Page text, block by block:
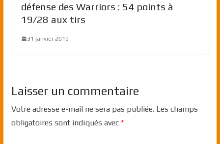
défense des Warriors : 54 points à
19/28 aux tirs
31 janvier 2019
Laisser un commentaire
Votre adresse e-mail ne sera pas publiée. Les champs
obligatoires sont indiqués avec *